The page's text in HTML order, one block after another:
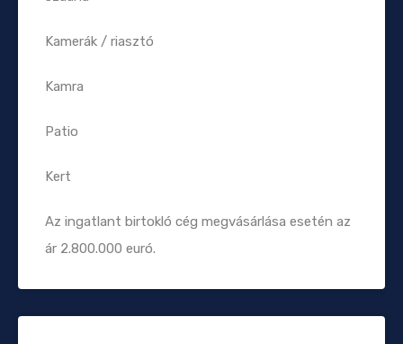
Kamerák / riasztó
Kamra
Patio
Kert
Az ingatlant birtokló cég megvásárlása esetén az
ár 2.800.000 euró.